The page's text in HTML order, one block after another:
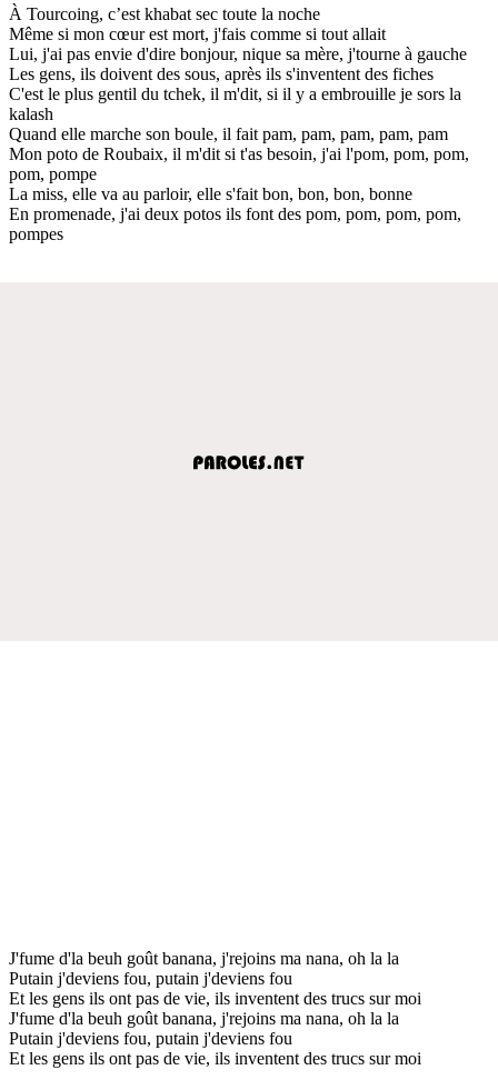
À Tourcoing, c’est khabat sec toute la noche
Même si mon cœur est mort, j'fais comme si tout allait
Lui, j'ai pas envie d'dire bonjour, nique sa mère, j'tourne à gauche
Les gens, ils doivent des sous, après ils s'inventent des fiches
C'est le plus gentil du tchek, il m'dit, si il y a embrouille je sors la
kalash
Quand elle marche son boule, il fait pam, pam, pam, pam, pam
Mon poto de Roubaix, il m'dit si t'as besoin, j'ai l'pom, pom, pom,
pom, pompe
La miss, elle va au parloir, elle s'fait bon, bon, bon, bonne
En promenade, j'ai deux potos ils font des pom, pom, pom, pom,
pompes
J'fume d'la beuh goût banana, j'rejoins ma nana, oh la la
Putain j'deviens fou, putain j'deviens fou
Et les gens ils ont pas de vie, ils inventent des trucs sur moi
J'fume d'la beuh goût banana, j'rejoins ma nana, oh la la
Putain j'deviens fou, putain j'deviens fou
Et les gens ils ont pas de vie, ils inventent des trucs sur moi